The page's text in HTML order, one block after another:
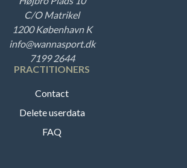
C/O Matrikel
1200 København K
info@wannasport.dk
7199 2644
PRACTITIONERS
Contact
Delete userdata
FAQ